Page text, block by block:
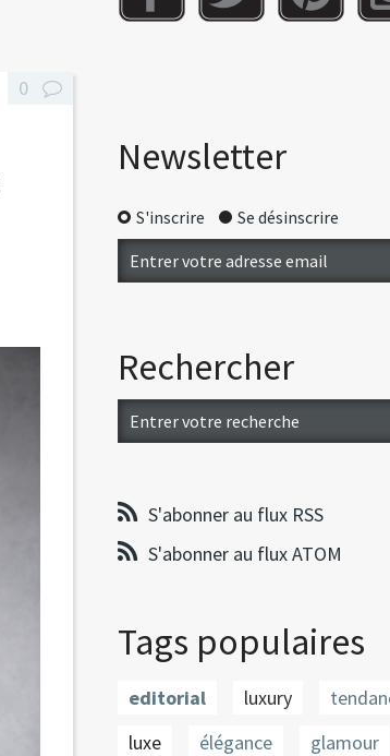
0
Newsletter
S'inscrire Se désinscrire
Rechercher
S'abonner au flux RSS
S'abonner au flux ATOM
Tags populaires
editorial luxury
luxe
élégance glamour